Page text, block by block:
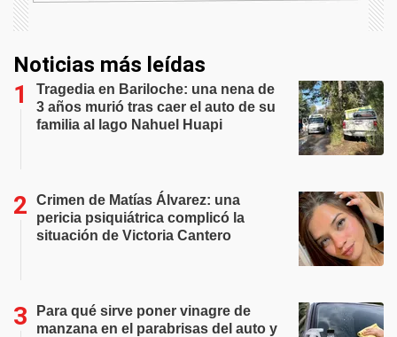
Noticias más leídas
Tragedia en Bariloche: una nena de
3 años murió tras caer el auto de su
familia al lago Nahuel Huapi
Crimen de Matías Álvarez: una
pericia psiquiátrica complicó la
situación de Victoria Cantero
Para qué sirve poner vinagre de
manzana en el parabrisas del auto y